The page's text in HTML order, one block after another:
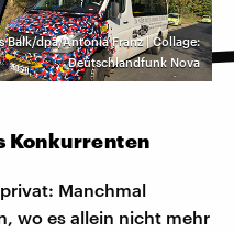
Balk/dpa/Antonia Franz | Collage:
Deutschlandfunk Nova
Konkurrenten
Manchmal
wo es allein nicht mehr